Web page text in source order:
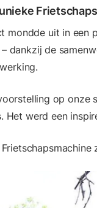
mondde uit in een
dankzij de
op onze
Het werd een